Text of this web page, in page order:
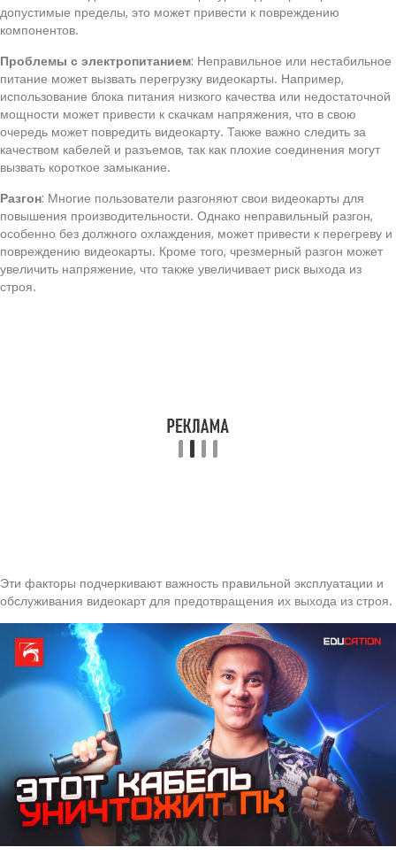
допустимые пределы, это может привести к повреждению
компонентов.
Проблемы с электропитанием: Неправильное или нестабильное
питание может вызвать перегрузку видеокарты. Например,
использование блока питания низкого качества или недостаточной
мощности может привести к скачкам напряжения, что в свою
очередь может повредить видеокарту. Также важно следить за
качеством кабелей и разъемов, так как плохие соединения могут
вызвать короткое замыкание.
Разгон: Многие пользователи разгоняют свои видеокарты для
повышения производительности. Однако неправильный разгон,
особенно без должного охлаждения, может привести к перегреву и
повреждению видеокарты. Кроме того, чрезмерный разгон может
увеличить напряжение, что также увеличивает риск выхода из
строя.
Эти факторы подчеркивают важность правильной эксплуатации и
обслуживания видеокарт для предотвращения их выхода из строя.